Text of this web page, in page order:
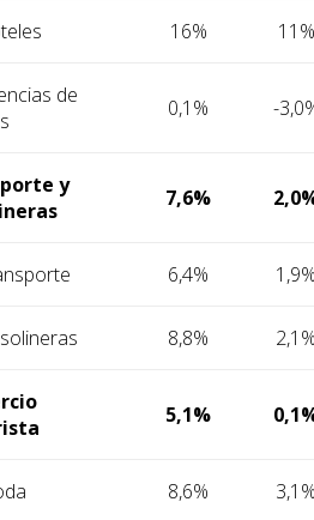
16% 11%
de
0,1% -
y
7,6%
6,4%
8,8%
5,1%
8,6%